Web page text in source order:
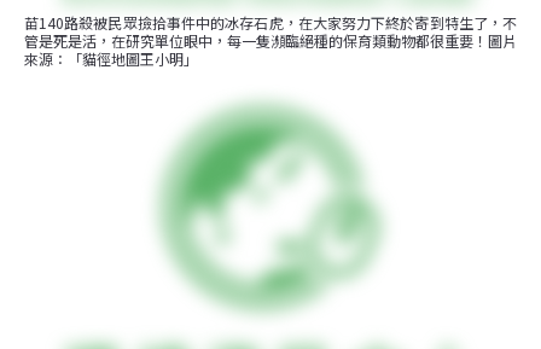
苗140路殺被民眾撿拾事件中的冰存石虎，在大家努力下終於寄到特生了，不
管是死是活，在研究單位眼中，每一隻瀕臨絕種的保育類動物都很重要！圖片
來源：「貓徑地圖王小明」